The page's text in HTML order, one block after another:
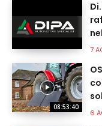
7
08:53:40
6